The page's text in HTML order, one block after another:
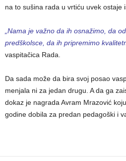
na to sušina rada u vrtiću uvek ostaje
„Nama je važno da ih osnažimo, da
predškolsce, da ih pripremimo
vaspitačica Rada.
Da sada može da bira svoj posao
menjala ni za jedan drugu. A da ga
dokaz je nagrada Avram Mrazović
godine dobila za predan pedagoški i